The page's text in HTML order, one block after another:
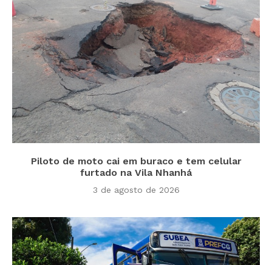
Piloto de moto cai em buraco e tem celular
furtado na Vila Nhanhá
3 de agosto de 2026